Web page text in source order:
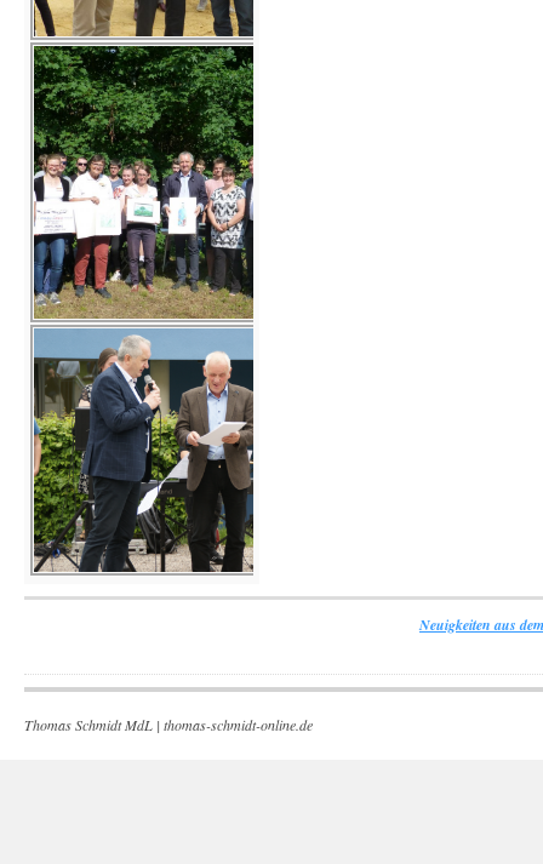
Neuigkeiten aus
Thomas Schmidt MdL | thomas-schmidt-online.de